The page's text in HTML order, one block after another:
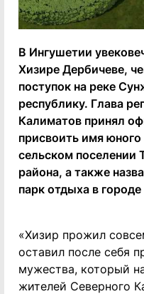
В Ингушетии
Хизире Дербичеве,
поступок на реке
республику. Глава
Калиматов принял
присвоить имя
сельском поселении
района, а также
парк отдыха в
«Хизир прожил
оставил после себя
мужества, который
жителей Северного